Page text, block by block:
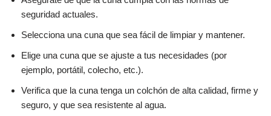
seguridad actuales.
Selecciona una cuna que sea fácil de limpiar y mantener.
Elige una cuna que se ajuste a tus necesidades (por
ejemplo, portátil, colecho, etc.).
Verifica que la cuna tenga un colchón de alta calidad, firme y
seguro, y que sea resistente al agua.